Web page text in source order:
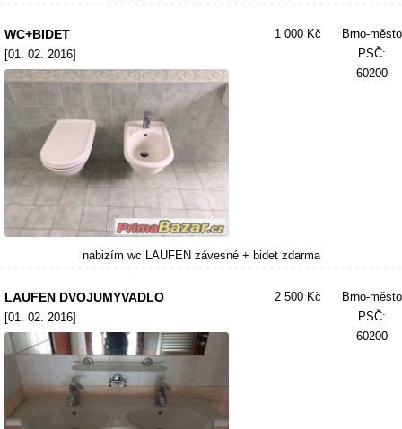
WC+BIDET
[01. 02. 2016]
1 000 Kč
Brno-město
PSČ:
60200
nabizím wc LAUFEN závesné + bidet zdarma
LAUFEN DVOJUMYVADLO
[01. 02. 2016]
2 500 Kč
Brno-město
PSČ:
60200